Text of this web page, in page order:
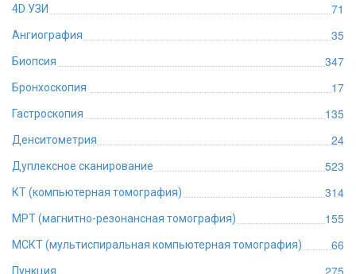
4D УЗИ 71
Ангиография 35
Биопсия 347
Бронхоскопия 17
Гастроскопия 135
Денситометрия 24
Дуплексное сканирование 523
КТ (компьютерная томография) 314
МРТ (магнитно-резонансная томография) 155
МСКТ (мультиспиральная компьютерная томография) 66
Пункция 275